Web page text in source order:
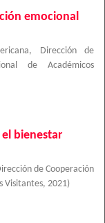
emocional
Dirección de
de Académicos
bienestar
de Cooperación
Visitantes, 2021)